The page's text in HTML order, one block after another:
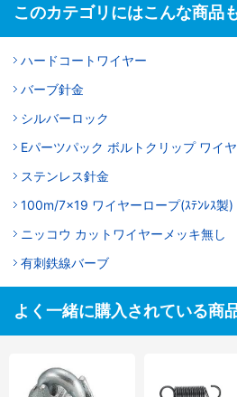
このカテゴリにはこんな商品
ハードコートワイヤー
バーブ針金
シルバーロック
Eパーツパック ボルトクリップ ワイ
ステンレス針金
100m/7x19 ワイヤーロープ(ｽﾃﾝﾚｽ製)
ニッコウ カットワイヤーメッキ無し
有刺鉄線バーブ
よく一緒に購入されている商